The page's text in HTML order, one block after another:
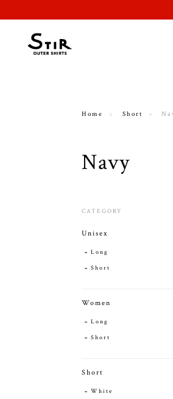
Home Short
Navy
CATEGORY
Unisex
Long
Short
Women
Long
Short
Short
White